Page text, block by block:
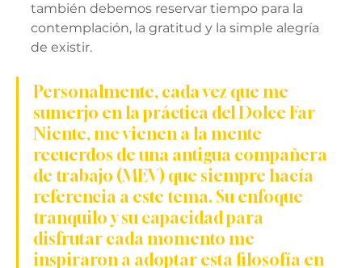
también debemos reservar tiempo para la
contemplación, la gratitud y la simple alegría
de existir.
Personalmente, cada vez que me
sumerjo en la práctica del Dolce Far
Niente, me vienen a la mente
recuerdos de una antigua compañera
de trabajo (MEV) que siempre hacía
referencia a este tema. Su enfoque
tranquilo y su capacidad para
disfrutar cada momento me
inspiraron a adoptar esta filosofía en